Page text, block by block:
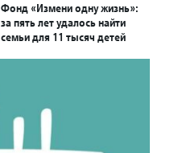
Фонд «Измени одну жизнь»:
за пять лет удалось найти
семьи для 11 тысяч детей